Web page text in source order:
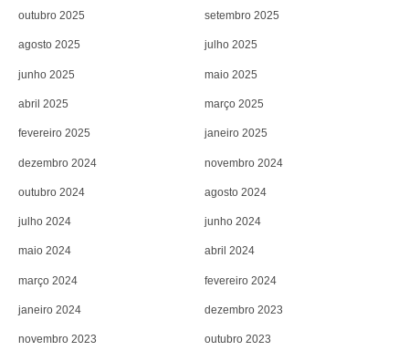
outubro 2025 setembro 2025
agosto 2025 julho 2025
junho 2025 maio 2025
abril 2025 março 2025
fevereiro 2025 janeiro 2025
dezembro 2024 novembro 2024
outubro 2024 agosto 2024
julho 2024 junho 2024
maio 2024 abril 2024
março 2024 fevereiro 2024
janeiro 2024 dezembro 2023
novembro 2023 outubro 2023